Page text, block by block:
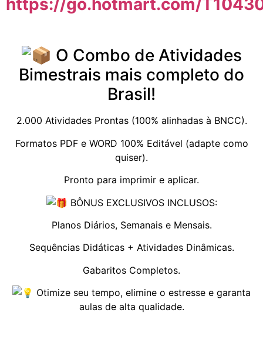
https://go.hotmart.com/
O Combo de Atividades
Bimestrais mais completo do
Brasil!
2.000 Atividades Prontas (100% alinhadas à BNCC).
Formatos PDF e WORD 100% Editável (adapte como
quiser).
Pronto para imprimir e aplicar.
BÔNUS EXCLUSIVOS INCLUSOS:
Planos Diários, Semanais e Mensais.
Sequências Didáticas + Atividades Dinâmicas.
Gabaritos Completos.
Otimize seu tempo, elimine o estresse e garanta
aulas de alta qualidade.